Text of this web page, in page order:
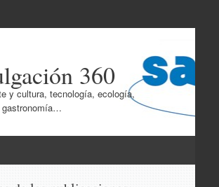
360
y cultura, tecnología, ecología,
gastronomía…